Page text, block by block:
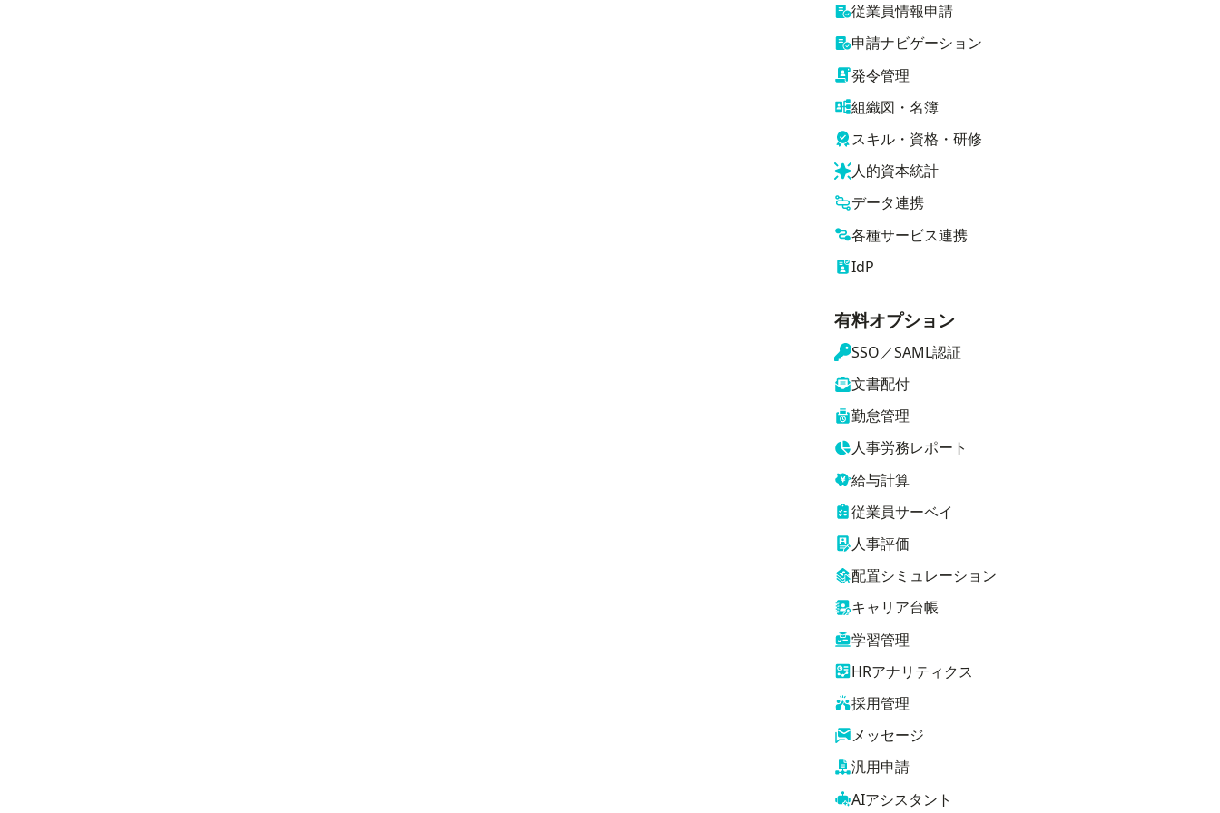
従業員情報申請
申請ナビゲーション
発令管理
組織図・名簿
スキル・資格・研修
人的資本統計
データ連携
各種サービス連携
IdP
有料オプション
SSO／SAML認証
文書配付
勤怠管理
人事労務レポート
給与計算
従業員サーベイ
人事評価
配置シミュレーション
キャリア台帳
学習管理
HRアナリティクス
採用管理
メッセージ
汎用申請
AIアシスタント